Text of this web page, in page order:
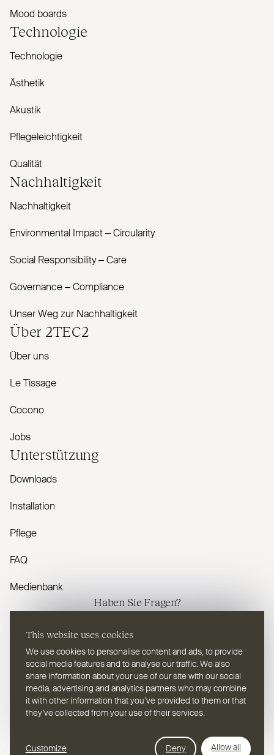
This website uses cookies
We use cookies to personalise content and ads, to provide
social media features and to analyse our traffic. We also
share information about your use of our site with our social
media, advertising and analytics partners who may combine
it with other information that you’ve provided to them or that
they’ve collected from your use of their services.
Customize Deny Allow all
Mood boards
Technologie
Technologie
Ästhetik
Akustik
Pflegeleichtigkeit
Qualität
Nachhaltigkeit
Nachhaltigkeit
Envi­ronmental Impact – Cir­cularity
Social Responsibility – Care
Governance – Com­pliance
Unser Weg zur Nachhaltigkeit
Über 2TEC2
Über uns
Le Tissage
Cocono
Jobs
Unterstützung
Downloads
Installation
Pflege
FAQ
Medienbank
Haben Sie Fragen?
Kontaktieren Sie uns
Datenschutzbestimmungen
Wählen Sie eine Sprache
DE